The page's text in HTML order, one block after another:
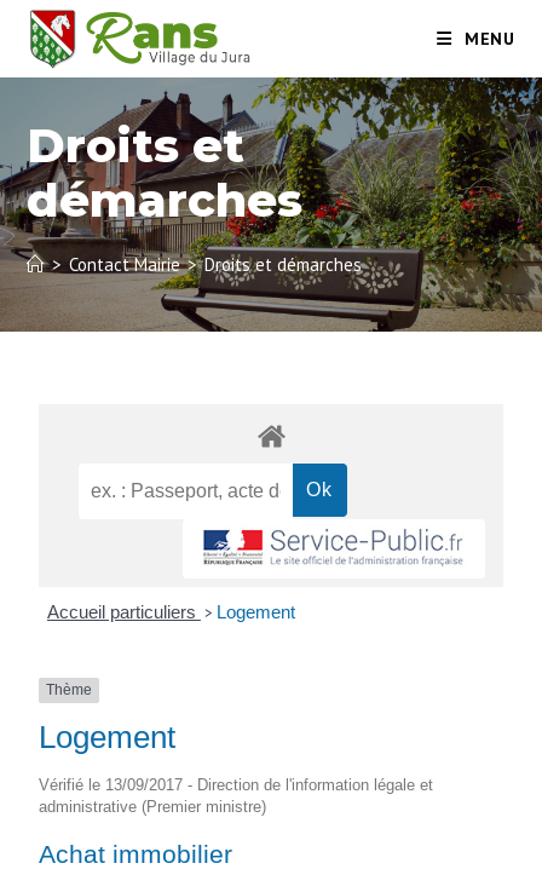
MENU
Droits et
démarches
> Contact Mairie > Droits et démarches
Accueil particuliers > Logement
Thème
Logement
Vérifié le 13/09/2017 - Direction de l'information légale et
administrative (Premier ministre)
Achat immobilier